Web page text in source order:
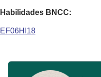
Habilidades BNCC:
EF06HI18